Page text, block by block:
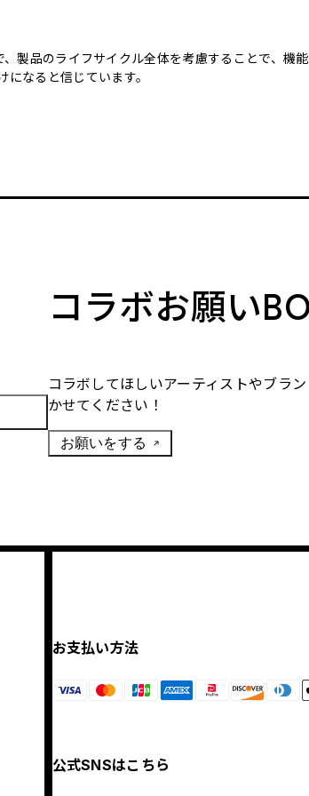
製品のライフサイクル全体を考慮することで、機
なると信じています。
コラボお願い
コラボしてほしいアーティストやブラ
かせてください！
お願いをする
お支払い方法
公式SNSはこちら